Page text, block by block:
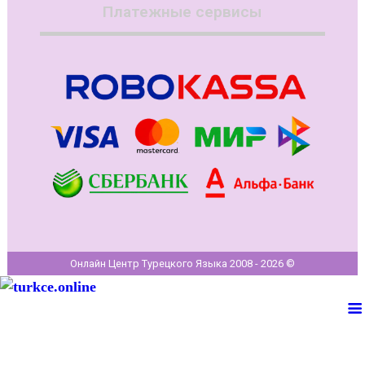
Платежные сервисы
Онлайн Центр Турецкого Языка 2008 - 2026 ©